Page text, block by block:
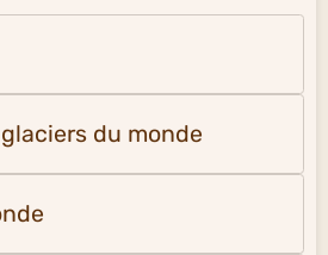
du monde